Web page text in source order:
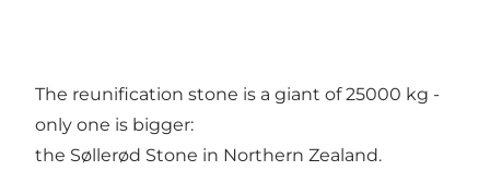
The reunification stone is a giant of 25000 kg -
only one is bigger:
the Søllerød Stone in Northern Zealand.